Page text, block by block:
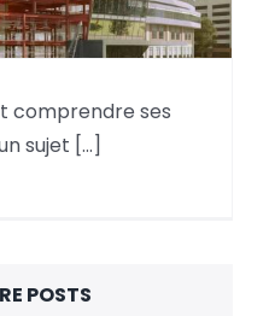
le BIM
comprendre ses
sujet [...]
POSTS